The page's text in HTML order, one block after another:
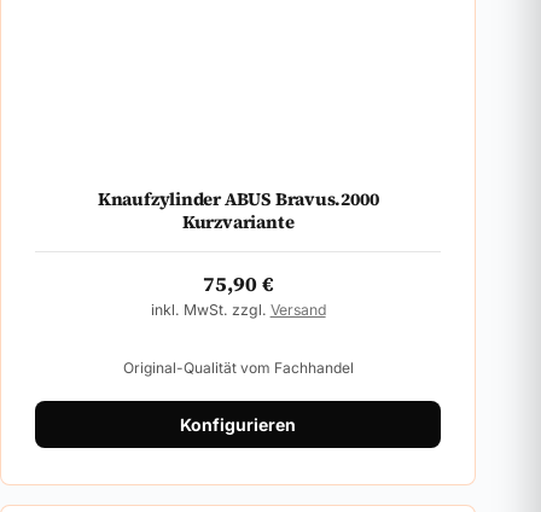
Knaufzylinder ABUS Bravus.2000
Kurzvariante
75,90€
inkl. MwSt. zzgl. Versand
Original-Qualität vom Fachhandel
Konfigurieren